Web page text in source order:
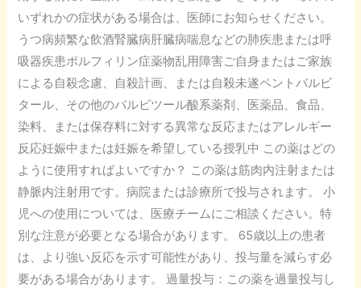
いずれかの症状がある場合は、医師にお知らせください。
うつ病頻繁な飲酒腎臓病肝臓病喘息などの肺疾患または呼
吸器疾患ポルフィリン症薬物乱用障害ご自身またはご家族
による自殺念慮、自殺計画、または自殺未遂ペントバルビ
タール、その他のバルビツール酸系薬剤、医薬品、食品、
染料、または保存料に対する異常な反応またはアレルギー
反応妊娠中または妊娠を希望している授乳中 この薬はどの
ように使用すればよいですか？ この薬は筋肉内注射または
静脈内注射用です。病院または診療所で投与されます。 小
児への使用については、医療チームにご相談ください。特
別な注意が必要となる場合があります。 65歳以上の患者
は、より強い反応を示す可能性があり、投与量を減らす必
要がある場合があります。 過量投与：この薬を過量投与し
リ
ウ
ム）
液
剤
／
粉
末
を
購
入
す
る